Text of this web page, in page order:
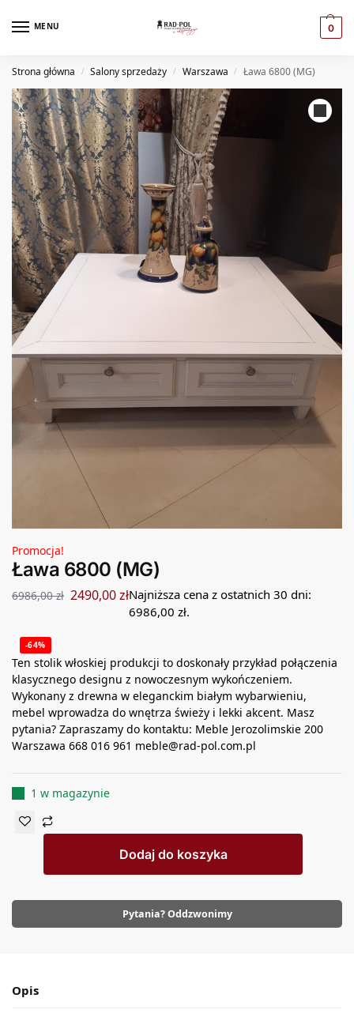
MENU 0
Strona główna / Salony sprzedaży / Warszawa / Ława 6800 (MG)
Promocja!
Ława 6800 (MG)
6986,00zł 2490,00złNajniższa cena z ostatnich 30 dni:
6986,00 zł.
-64%
Ten stolik włoskiej produkcji to doskonały przykład połączenia
klasycznego designu z nowoczesnym wykończeniem.
Wykonany z drewna w eleganckim białym wybarwieniu,
mebel wprowadza do wnętrza świeży i lekki akcent. Masz
pytania? Zapraszamy do kontaktu: Meble Jerozolimskie 200
Warszawa 668 016 961 meble@rad-pol.com.pl
1 w magazynie
Dodaj do koszyka
Pytania? Oddzwonimy
Opis